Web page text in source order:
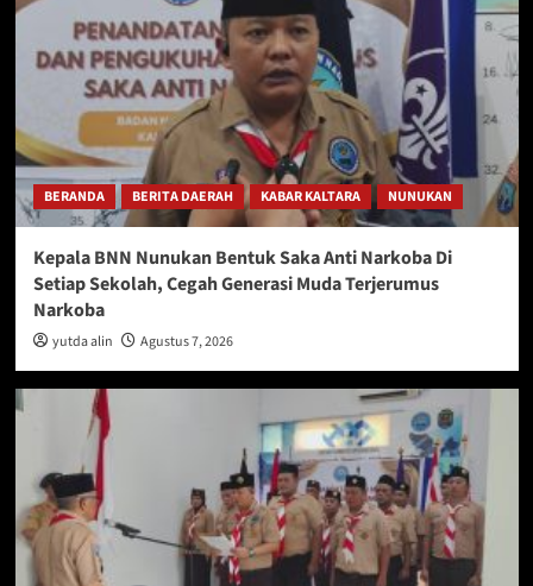
BERANDA BERITA DAERAH KABAR KALTARA NUNUKAN
Kepala BNN Nunukan Bentuk Saka Anti Narkoba Di
Setiap Sekolah, Cegah Generasi Muda Terjerumus
Narkoba
yutda alin Agustus 7, 2026